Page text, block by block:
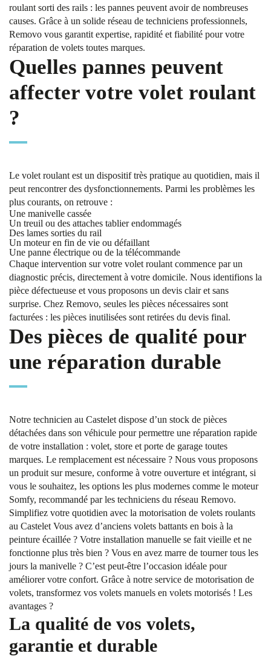
roulant sorti des rails : les pannes peuvent avoir de nombreuses
causes. Grâce à un solide réseau de techniciens professionnels,
Removo vous garantit expertise, rapidité et fiabilité pour votre
réparation de volets toutes marques.
Quelles pannes peuvent
affecter votre volet roulant
?
Le volet roulant est un dispositif très pratique au quotidien, mais il
peut rencontrer des dysfonctionnements. Parmi les problèmes les
plus courants, on retrouve :
Une manivelle cassée
Un treuil ou des attaches tablier endommagés
Des lames sorties du rail
Un moteur en fin de vie ou défaillant
Une panne électrique ou de la télécommande
Chaque intervention sur votre volet roulant commence par un
diagnostic précis, directement à votre domicile. Nous identifions la
pièce défectueuse et vous proposons un devis clair et sans
surprise. Chez Removo, seules les pièces nécessaires sont
facturées : les pièces inutilisées sont retirées du devis final.
Des pièces de qualité pour
une réparation durable
Notre technicien au Castelet dispose d’un stock de pièces
détachées dans son véhicule pour permettre une réparation rapide
de votre installation : volet, store et porte de garage toutes
marques. Le remplacement est nécessaire ? Nous vous proposons
un produit sur mesure, conforme à votre ouverture et intégrant, si
vous le souhaitez, les options les plus modernes comme le moteur
Somfy, recommandé par les techniciens du réseau Removo.
Simplifiez votre quotidien avec la motorisation de volets roulants
au Castelet Vous avez d’anciens volets battants en bois à la
peinture écaillée ? Votre installation manuelle se fait vieille et ne
fonctionne plus très bien ? Vous en avez marre de tourner tous les
jours la manivelle ? C’est peut-être l’occasion idéale pour
améliorer votre confort. Grâce à notre service de motorisation de
volets, transformez vos volets manuels en volets motorisés ! Les
avantages ?
La qualité de vos volets,
garantie et durable